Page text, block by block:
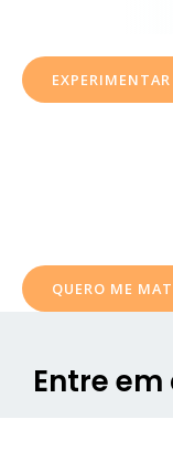
EXPERIMENTAR
QUERO ME
Entre